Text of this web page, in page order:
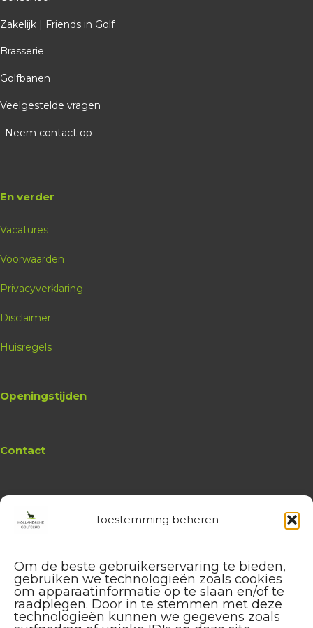
Toestemming beheren
Om de beste gebruikerservaring te bieden,
gebruiken we technologieën zoals cookies
om apparaatinformatie op te slaan en/of te
raadplegen. Door in te stemmen met deze
technologieën kunnen we gegevens zoals
07:56
08:12
08:28
08:44
11:16
Zakelijk | Friends in Golf
Brasserie
Golfbanen
Veelgestelde vragen
Neem contact op
En verder
Vacatures
Voorwaarden
Privacyverklaring
Disclaimer
Huisregels
Openingstijden
Contact
WebsiteHollandsche Golfclub
administratie
service@hollandschegolfclub.nl
Vragen aan deGolfschool